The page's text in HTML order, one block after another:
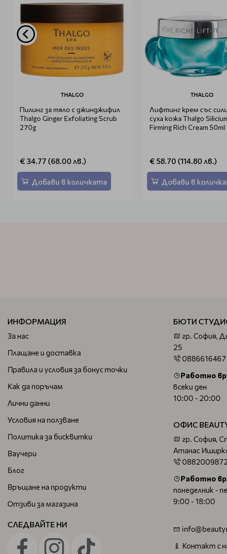
THALGO
Пилинг за тяло с джинджифил
Thalgo Ginger Exfoliating Scrub
270g
€ 34.77 (68.00 лв.)
Добави в количката
THALGO
Лифтинг крем със
суха кожа Thalgo
Firming Rich Cream 50ml
€ 58.70 (114.80 лв.)
Добави в
ИНФОРМАЦИЯ
За нас
Плащане и доставка
Правила и условия за бонус точки
Как да поръчам
Лични данни
Условия на ползване
Политика за бисквитки
Ваучери
Блог
Връщане на продукти
Отзиви за магазина
СЛЕДВАЙТЕ НИ
БЮТИ СТУДИО
гр. София,
25
0886616467
Работно
всеки ден
10:00 - 20:00
ОФИС
гр. София,
Атанас
0882009872
Работно
понеделник -
9:00 - 18:00
Контакт с